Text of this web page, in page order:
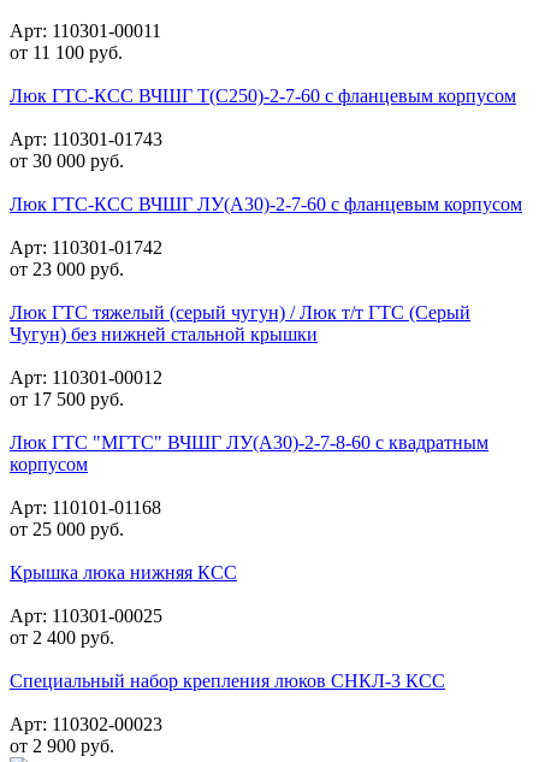
Арт: 110301-00011
от 11 100 руб.
Люк ГТС-КСС ВЧШГ Т(С250)-2-7-60 с фланцевым корпусом
Арт: 110301-01743
от 30 000 руб.
Люк ГТС-КСС ВЧШГ ЛУ(А30)-2-7-60 с фланцевым корпусом
Арт: 110301-01742
от 23 000 руб.
Люк ГТС тяжелый (серый чугун) / Люк т/т ГТС (Серый
Чугун) без нижней стальной крышки
Арт: 110301-00012
от 17 500 руб.
Люк ГТС "МГТС" ВЧШГ ЛУ(А30)-2-7-8-60 с квадратным
корпусом
Арт: 110101-01168
от 25 000 руб.
Крышка люка нижняя КСС
Арт: 110301-00025
от 2 400 руб.
Специальный набор крепления люков СНКЛ-3 КСС
Арт: 110302-00023
от 2 900 руб.